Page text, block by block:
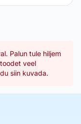
Palun tule hiljem
veel
siin kuvada.